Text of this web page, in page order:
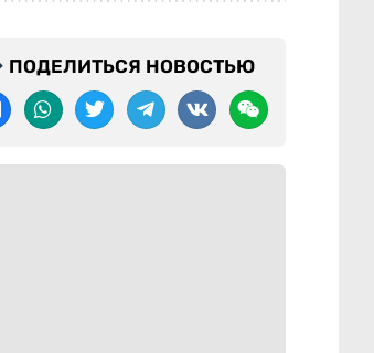
ПОДЕЛИТЬСЯ НОВОСТЬЮ